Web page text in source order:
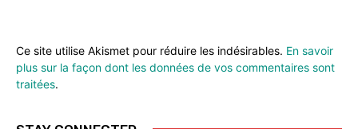
Ce site utilise Akismet pour réduire les indésirables. En savoir
plus sur la façon dont les données de vos commentaires sont
traitées.